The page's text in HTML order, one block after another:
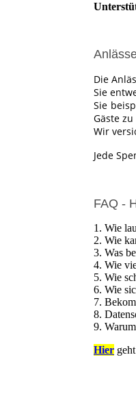
Die
Sie
Sie
Gäste
Wir
Jede
FAQ -
1. Wie
2. Wie
3. Was
4. Wie
5. Wie
6. Wie
7.
8.
9.
Hier